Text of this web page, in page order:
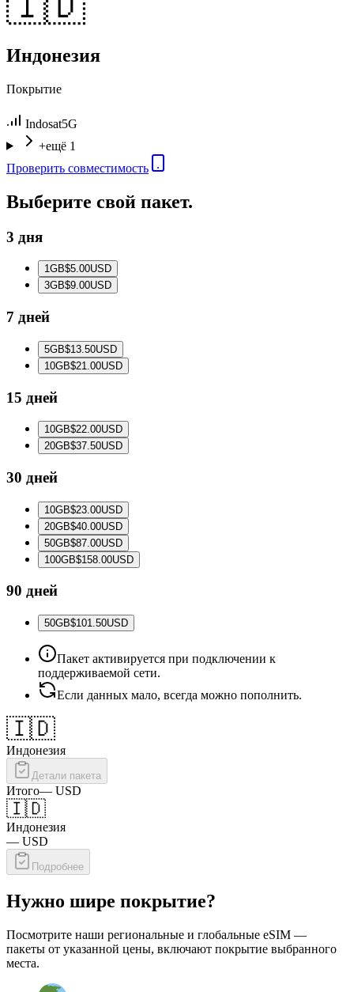
Индонезия
Покрытие
Indosat5G
+ещё 1
Проверить совместимость
Выберите свой пакет.
3 дня
1GB$5.00USD
3GB$9.00USD
7 дней
5GB$13.50USD
10GB$21.00USD
15 дней
10GB$22.00USD
20GB$37.50USD
30 дней
10GB$23.00USD
20GB$40.00USD
50GB$87.00USD
100GB$158.00USD
90 дней
50GB$101.50USD
Пакет активируется при подключении к
поддерживаемой сети.
Если данных мало, всегда можно пополнить.
🇮🇩
Индонезия
Детали пакета
Итого— USD
🇮🇩
Индонезия
— USD
Подробнее
Нужно шире покрытие?
Посмотрите наши региональные и глобальные eSIM —
пакеты от указанной цены, включают покрытие выбранного
места.